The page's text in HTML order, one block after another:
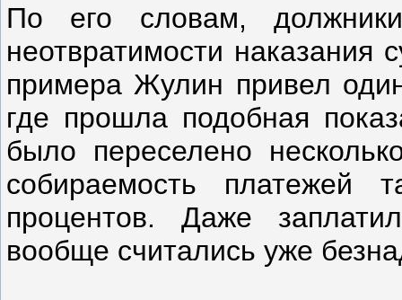
По его словам,
неотвратимости наказания
примера Жулин привел
где прошла подобная
было переселено
собираемость платежей
процентов. Даже
вообще считались уже